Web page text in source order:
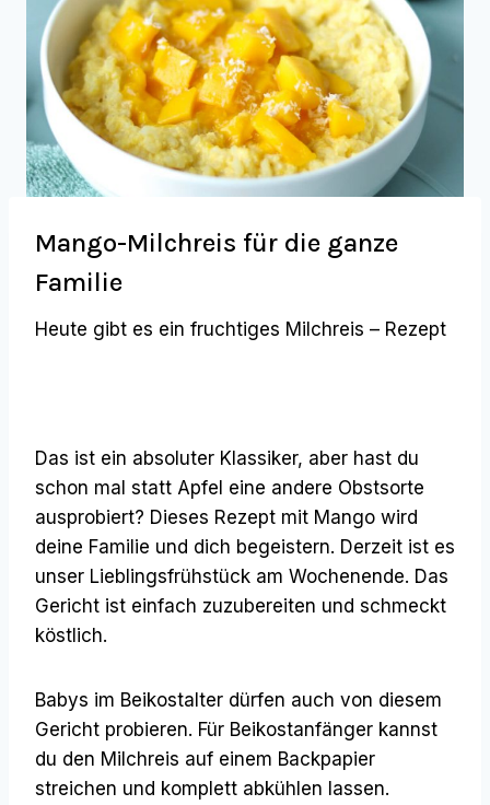
Mango-Milchreis für die ganze
Familie
Heute gibt es ein fruchtiges Milchreis – Rezept
Das ist ein absoluter Klassiker, aber hast du
schon mal statt Apfel eine andere Obstsorte
ausprobiert? Dieses Rezept mit Mango wird
deine Familie und dich begeistern. Derzeit ist es
unser Lieblingsfrühstück am Wochenende. Das
Gericht ist einfach zuzubereiten und schmeckt
köstlich.
Babys im Beikostalter dürfen auch von diesem
Gericht probieren. Für Beikostanfänger kannst
du den Milchreis auf einem Backpapier
streichen und komplett abkühlen lassen.